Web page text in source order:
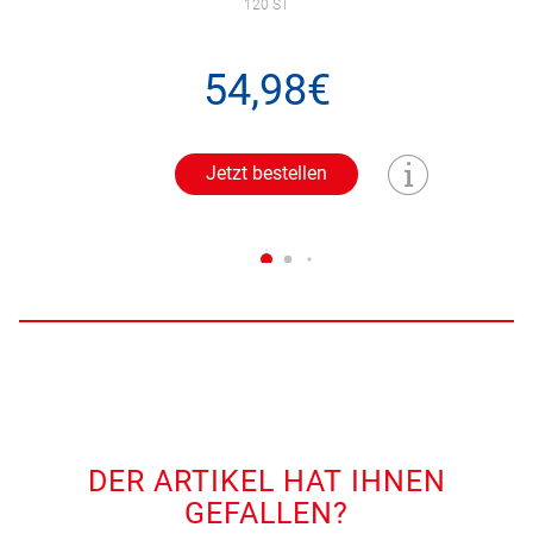
120 ST
54,98€
Jetzt bestellen
DER ARTIKEL HAT IHNEN
GEFALLEN?